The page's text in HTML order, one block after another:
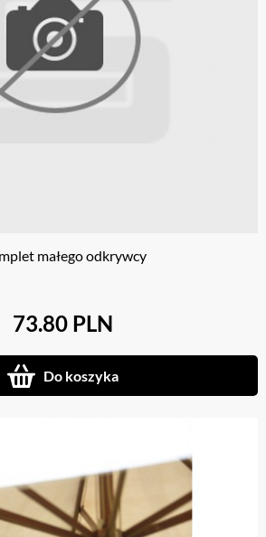
małego odkrywcy
73.80 PLN
Do koszyka